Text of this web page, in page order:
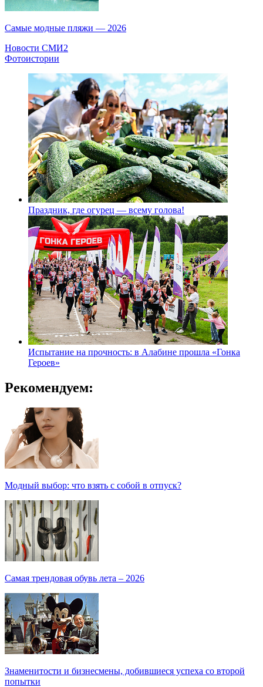
Самые модные пляжи — 2026
Новости СМИ2
Фотоистории
Праздник, где огурец — всему голова!
Испытание на прочность: в Алабине прошла «Гонка
Героев»
Рекомендуем:
Модный выбор: что взять с собой в отпуск?
Самая трендовая обувь лета – 2026
Знаменитости и бизнесмены, добившиеся успеха со второй
попытки